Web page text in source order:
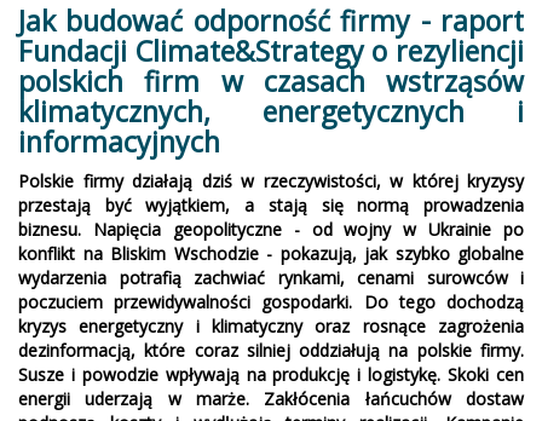
Jak budować odporność firmy - raport
Fundacji Climate&Strategy o rezyliencji
polskich firm w czasach wstrząsów
klimatycznych, energetycznych i
informacyjnych
Polskie firmy działają dziś w rzeczywistości, w której kryzysy
przestają być wyjątkiem, a stają się normą prowadzenia
biznesu. Napięcia geopolityczne - od wojny w Ukrainie po
konflikt na Bliskim Wschodzie - pokazują, jak szybko globalne
wydarzenia potrafią zachwiać rynkami, cenami surowców i
poczuciem przewidywalności gospodarki. Do tego dochodzą
kryzys energetyczny i klimatyczny oraz rosnące zagrożenia
dezinformacją, które coraz silniej oddziałują na polskie firmy.
Susze i powodzie wpływają na produkcję i logistykę. Skoki cen
energii uderzają w marże. Zakłócenia łańcuchów dostaw